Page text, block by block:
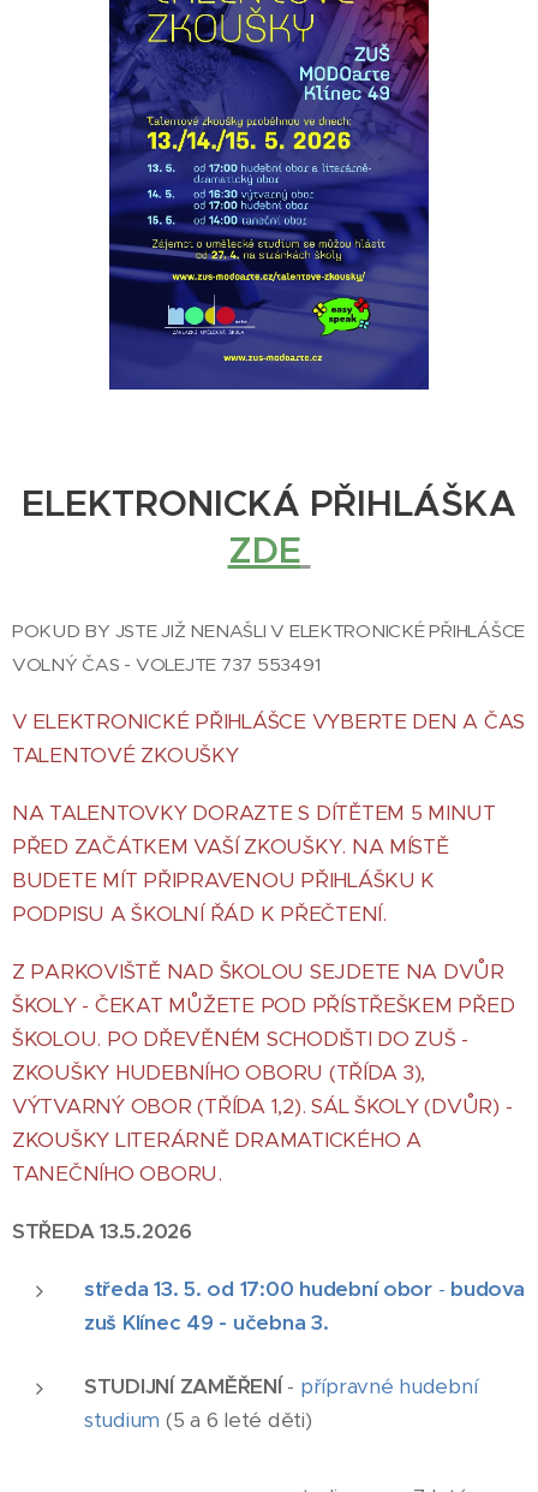
ELEKTRONICKÁ PŘIHLÁŠKA
ZDE
POKUD BY JSTE JIŽ NENAŠLI V ELEKTRONICKÉ PŘIHLÁŠCE
VOLNÝ ČAS - VOLEJTE 737 553491
V ELEKTRONICKÉ PŘIHLÁŠCE VYBERTE DEN A ČAS
TALENTOVÉ ZKOUŠKY
NA TALENTOVKY DORAZTE S DÍTĚTEM 5 MINUT
PŘED ZAČÁTKEM VAŠÍ ZKOUŠKY. NA MÍSTĚ
BUDETE MÍT PŘIPRAVENOU PŘIHLÁŠKU K
PODPISU A ŠKOLNÍ ŘÁD K PŘEČTENÍ.
Z PARKOVIŠTĚ NAD ŠKOLOU SEJDETE NA DVŮR
ŠKOLY - ČEKAT MŮŽETE POD PŘÍSTŘEŠKEM PŘED
ŠKOLOU. PO DŘEVĚNÉM SCHODIŠTI DO ZUŠ -
ZKOUŠKY HUDEBNÍHO OBORU (TŘÍDA 3),
VÝTVARNÝ OBOR (TŘÍDA 1,2). SÁL ŠKOLY (DVŮR) -
ZKOUŠKY LITERÁRNĚ DRAMATICKÉHO A
TANEČNÍHO OBORU.
STŘEDA 13.5.2026
středa 13. 5. od 17:00 hudební obor- budova
zuš Klínec 49 - učebna 3.
STUDIJNÍ ZAMĚŘENÍ - přípravné hudební
studium (5 a 6 leté děti)